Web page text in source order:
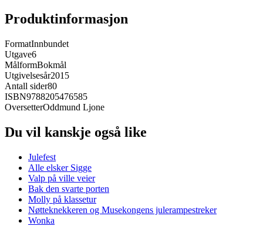
Produktinformasjon
FormatInnbundet
Utgave6
MålformBokmål
Utgivelsesår2015
Antall sider80
ISBN9788205476585
OversetterOddmund Ljone
Du vil kanskje også like
Julefest
Alle elsker Sigge
Valp på ville veier
Bak den svarte porten
Molly på klassetur
Nøtteknekkeren og Musekongens julerampestreker
Wonka